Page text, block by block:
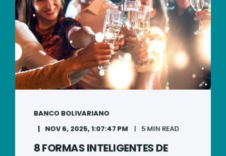
BANCO BOLIVARIANO
NOV 6, 2025, 1:07:47 PM
5 MIN READ
8 FORMAS INTELIGENTES DE